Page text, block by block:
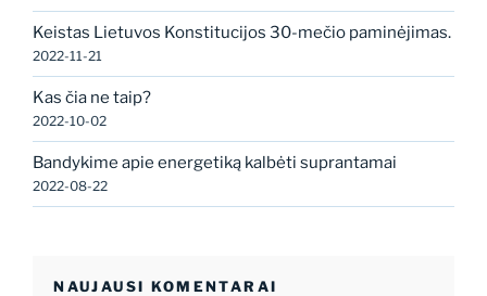
Keistas Lietuvos Konstitucijos 30-mečio paminėjimas.
2022-11-21
Kas čia ne taip?
2022-10-02
Bandykime apie energetiką kalbėti suprantamai
2022-08-22
NAUJAUSI KOMENTARAI